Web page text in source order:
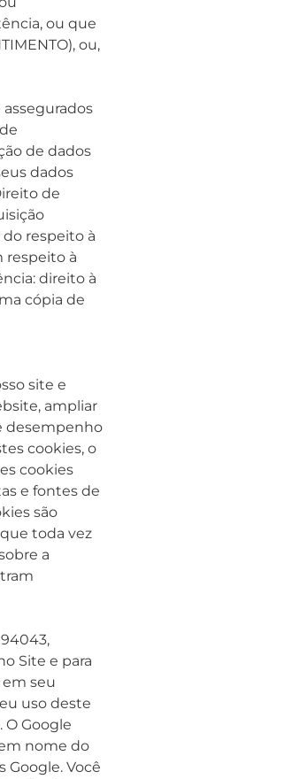
ou que
ou,
de dados
dados
de
respeito à
respeito à
direito à
cópia de
site e
ampliar
desempenho
cookies, o
cookies
e fontes de
são
toda vez
a
Site e para
seu
uso deste
Google
nome do
Você